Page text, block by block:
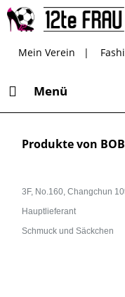
Mein Verein |
Menü
Produkte von
3F, No.160, Changchun
Hauptlieferant
Schmuck und Säckchen